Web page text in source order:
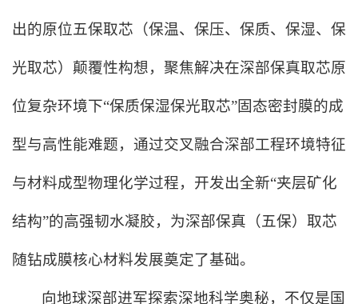
出的原位五保取芯 （保温、保压、保质、保湿、保
光取芯）颠覆性构想，聚焦解决在深部保真取芯原
位复杂环境下“保质保湿保光取芯”固态密封膜的成
型与高性能难题，通过交叉融合深部工程环境特征
与材料成型物理化学过程，开发出全新“夹层矿化
结构”的高强韧水凝胶，为深部保真 （五保） 取芯
随钻成膜核心材料发展奠定了基础。
向地球深部进军探索深地科学奥秘，不仅是国